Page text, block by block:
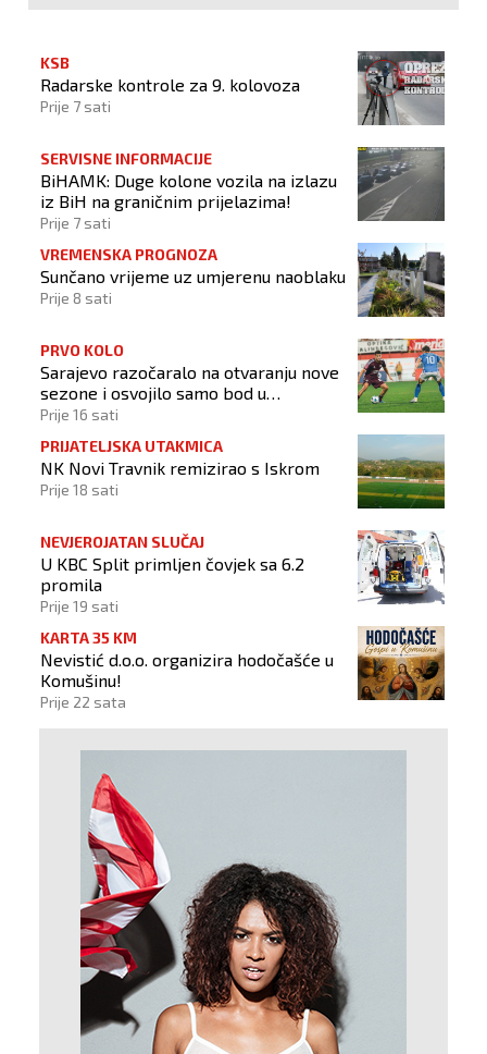
KSB
Radarske kontrole za 9. kolovoza
Prije 7 sati
SERVISNE INFORMACIJE
BiHAMK: Duge kolone vozila na izlazu
iz BiH na graničnim prijelazima!
Prije 7 sati
VREMENSKA PROGNOZA
Sunčano vrijeme uz umjerenu naoblaku
Prije 8 sati
PRVO KOLO
Sarajevo razočaralo na otvaranju nove
sezone i osvojilo samo bod u
Vrapčićima
Prije 16 sati
PRIJATELJSKA UTAKMICA
NK Novi Travnik remizirao s Iskrom
Prije 18 sati
NEVJEROJATAN SLUČAJ
U KBC Split primljen čovjek sa 6.2
promila
Prije 19 sati
KARTA 35 KM
Nevistić d.o.o. organizira hodočašće u
Komušinu!
Prije 22 sata